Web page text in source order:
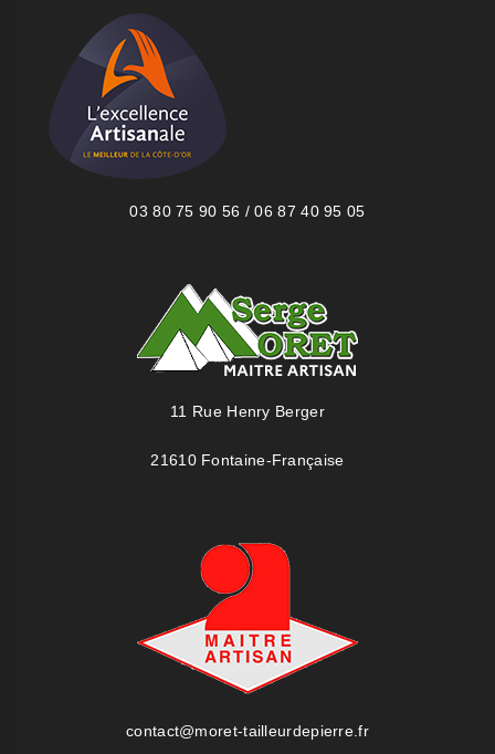
03 80 75 90 56 / 06 87 40 95 05
11 Rue Henry Berger
21610 Fontaine-Française
contact@moret-tailleurdepierre.fr